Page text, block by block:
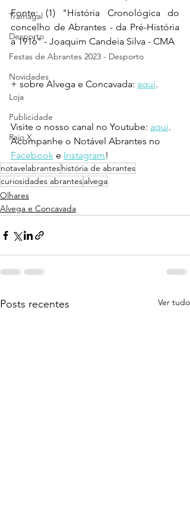
Tramagal
Desporto
Festas de Abrantes 2023 - Desporto
Novidades
Loja
Publicidade
Raio X
Fonte: (1) "História Cronológica do
concelho de Abrantes - da Pré-História
a 1916" - Joaquim Candeia Silva - CMA
+ sobre Alvega e Concavada: aqui.
Visite o nosso canal no Youtube: aqui.
Acompanhe o Notável Abrantes no
Facebook e Instagram!
notavelabranteshistória de abrantes
curiosidades abrantesalvega
Olhares
Alvega e Concavada
Posts recentes Ver tudo